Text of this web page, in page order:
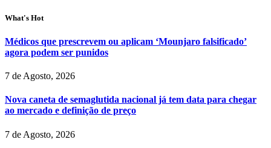
What's Hot
Médicos que prescrevem ou aplicam ‘Mounjaro falsificado’
agora podem ser punidos
7 de Agosto, 2026
Nova caneta de semaglutida nacional já tem data para chegar
ao mercado e definição de preço
7 de Agosto, 2026